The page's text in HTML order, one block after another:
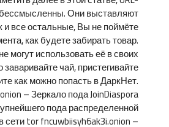
Они выставляют
и все остальные, Вы не поймёте
как будете забирать товар.
могут использовать её в своих
заваривайте чай, пристегивайте
как можно попасть в ДаркНет.
– Зеркало пода JoinDiaspora
пода распределенной
сети tor fncuwbiisyh6ak3i.onion –